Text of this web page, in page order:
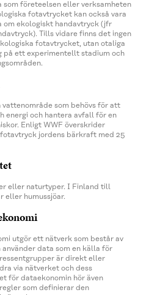
som företeelsen eller verksamheten
fotavtrycket kan också vara
om ekologiskt handavtryck (jfr
Tills vidare finns det ingen
fotavtrycket, utan otaliga
på ett experimentellt stadium och
som behövs för att
energi och hantera avfall för en
Enligt WWF överskrider
jordens bärkraft med 25
eller naturtyper. I Finland till
eller humussjöar.
utgör ett nätverk som består av
data som en källa för
är direkt eller
via nätverket och dess
för dataekonomin hör även
som definierar den